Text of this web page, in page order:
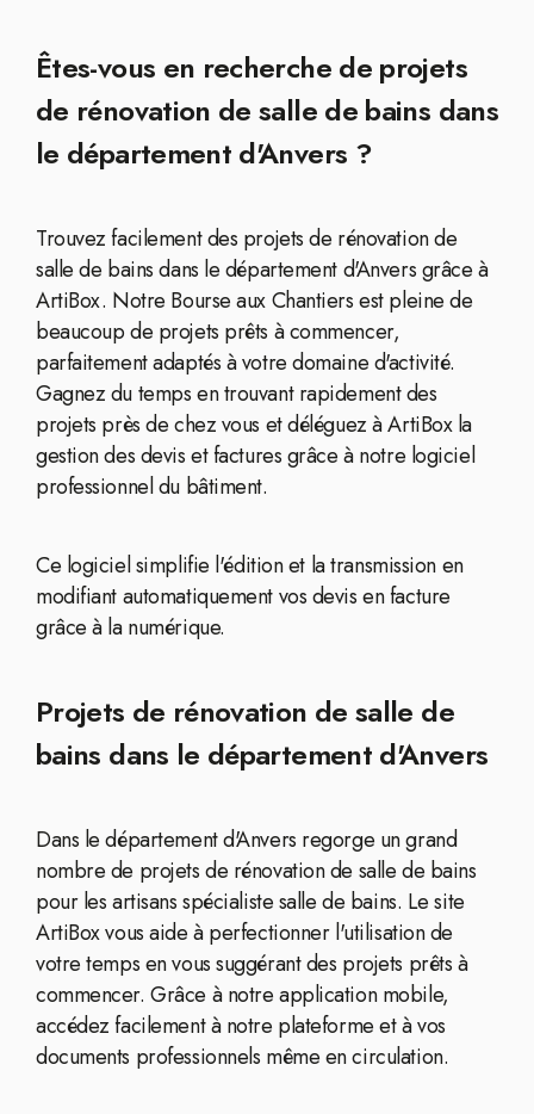
Êtes-vous en recherche de projets
de rénovation de salle de bains dans
le département d'Anvers ?
Trouvez facilement des projets de rénovation de
salle de bains dans le département d'Anvers grâce à
ArtiBox. Notre Bourse aux Chantiers est pleine de
beaucoup de projets prêts à commencer,
parfaitement adaptés à votre domaine d'activité.
Gagnez du temps en trouvant rapidement des
projets près de chez vous et déléguez à ArtiBox la
gestion des devis et factures grâce à notre logiciel
professionnel du bâtiment.
Ce logiciel simplifie l'édition et la transmission en
modifiant automatiquement vos devis en facture
grâce à la numérique.
Projets de rénovation de salle de
bains dans le département d'Anvers
Dans le département d'Anvers regorge un grand
nombre de projets de rénovation de salle de bains
pour les artisans spécialiste salle de bains. Le site
ArtiBox vous aide à perfectionner l'utilisation de
votre temps en vous suggérant des projets prêts à
commencer. Grâce à notre application mobile,
accédez facilement à notre plateforme et à vos
documents professionnels même en circulation.